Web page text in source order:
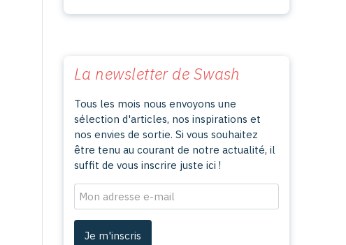
La newsletter de Swash
Tous les mois nous envoyons une
sélection d'articles, nos inspirations et
nos envies de sortie. Si vous souhaitez
être tenu au courant de notre actualité, il
suffit de vous inscrire juste ici !